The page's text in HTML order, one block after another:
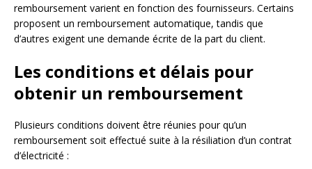
remboursement varient en fonction des fournisseurs. Certains
proposent un remboursement automatique, tandis que
d’autres exigent une demande écrite de la part du client.
Les conditions et délais pour
obtenir un remboursement
Plusieurs conditions doivent être réunies pour qu’un
remboursement soit effectué suite à la résiliation d’un contrat
d’électricité :